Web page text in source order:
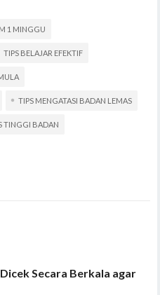
1 MINGGU
TIPS BELAJAR EFEKTIF
TIPS MENGATASI BADAN LEMAS
TINGGI BADAN
Secara Berkala agar